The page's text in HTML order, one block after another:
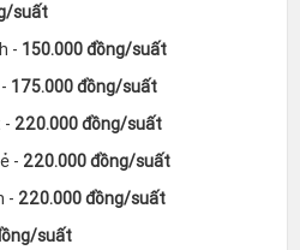
suất
- 150.000 đồng/suất
175.000 đồng/suất
- 220.000 đồng/suất
- 220.000 đồng/suất
- 220.000 đồng/suất
suất